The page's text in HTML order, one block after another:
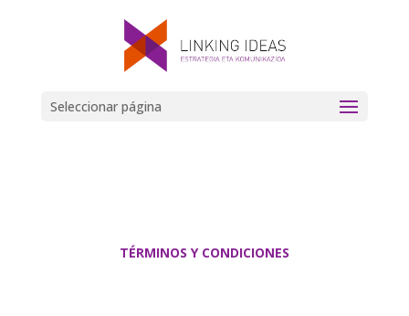
Seleccionar página
TÉRMINOS Y CONDICIONES